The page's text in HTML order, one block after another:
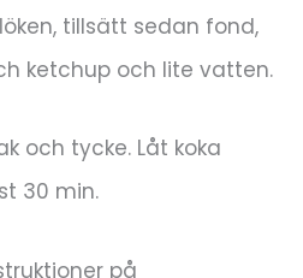
tillsätt sedan fond,
ketchup och lite vatten.
och tycke. Låt koka
30 min.
på